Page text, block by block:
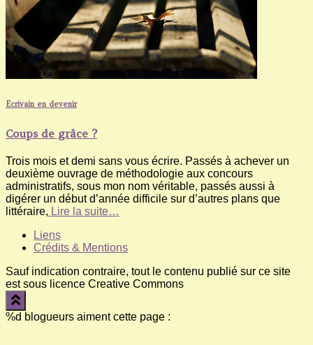
Ecrivain en devenir
Coups de grâce ?
Trois mois et demi sans vous écrire. Passés à achever un
deuxième ouvrage de méthodologie aux concours
administratifs, sous mon nom véritable, passés aussi à
digérer un début d’année difficile sur d’autres plans que
littéraire, Lire la suite…
Liens
Crédits & Mentions
Sauf indication contraire, tout le contenu publié sur ce site
est sous licence Creative Commons
%d blogueurs aiment cette page :